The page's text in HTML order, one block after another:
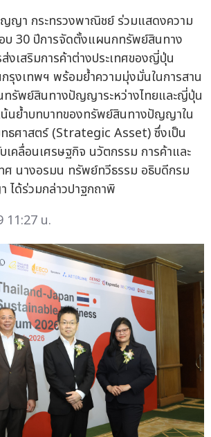
ญา กระทรวงพาณิชย์ ร่วมแสดงความ
บ 30 ปีการจัดตั้งแผนกทรัพย์สินทาง
เสริมการค้าต่างประเทศของญี่ปุ่น
รุงเทพฯ พร้อมย้ำความมุ่งมั่นในการสาน
ทรัพย์สินทางปัญญาระหว่างไทยและญี่ปุ่น
น้นย้ำบทบาทของทรัพย์สินทางปัญญาใน
ธศาสตร์ (Strategic Asset) ซึ่งเป็น
เคลื่อนเศรษฐกิจ นวัตกรรม การค้าและ
ศ นางอรมน ทรัพย์ทวีธรรม อธิบดีกรม
ด้ร่วมกล่าวปาฐกถาพิ
11:27 น.